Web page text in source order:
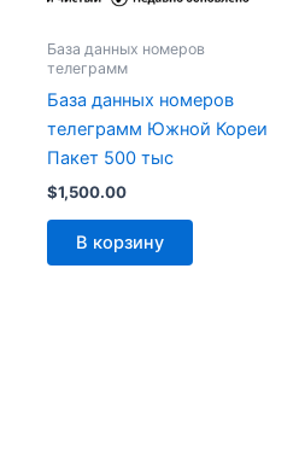
База данных номеров
телеграмм
База данных номеров
телеграмм Южной Кореи
Пакет 500 тыс
$1,500.00
В корзину